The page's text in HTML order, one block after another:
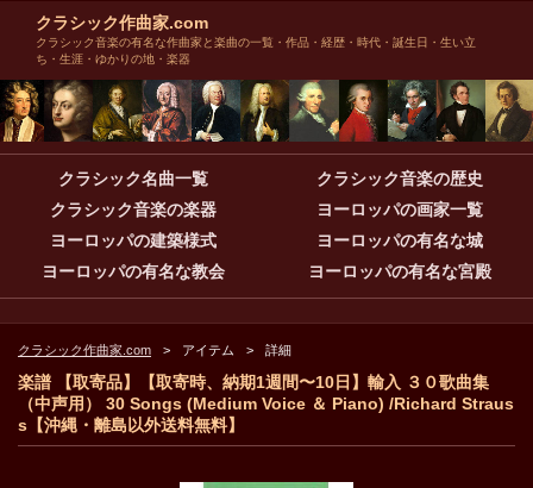
クラシック作曲家.com
クラシック音楽の有名な作曲家と楽曲の一覧・作品・経歴・時代・誕生日・生い立
ち・生涯・ゆかりの地・楽器
クラシック名曲一覧
クラシック音楽の歴史
クラシック音楽の楽器
ヨーロッパの画家一覧
ヨーロッパの建築様式
ヨーロッパの有名な城
ヨーロッパの有名な教会
ヨーロッパの有名な宮殿
クラシック作曲家.com アイテム 詳細
楽譜 【取寄品】【取寄時、納期1週間〜10日】輸入 ３０歌曲集
（中声用） 30 Songs (Medium Voice ＆ Piano) /Richard Straus
s【沖縄・離島以外送料無料】